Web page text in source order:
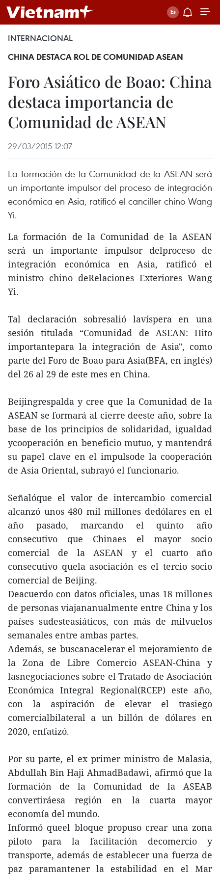
INTERNACIONAL
CHINA DESTACA ROL DE COMUNIDAD ASEAN
Foro Asiático de Boao: China
destaca importancia de
Comunidad de ASEAN
29/03/2015 12:07
La formación de la Comunidad de la ASEAN será
un importante impulsor del proceso de integración
económica en Asia, ratificó el canciller chino Wang
Yi.
La formación de la Comunidad de la ASEAN
será un importante impulsor delproceso de
integración económica en Asia, ratificó el
ministro chino deRelaciones Exteriores Wang
Yi.
Tal declaración sobresalió lavíspera en una
sesión titulada “Comunidad de ASEAN: Hito
importantepara la integración de Asia", como
parte del Foro de Boao para Asia(BFA, en inglés)
del 26 al 29 de este mes en China.
Beijingrespalda y cree que la Comunidad de la
ASEAN se formará al cierre deeste año, sobre la
base de los principios de solidaridad, igualdad
ycooperación en beneficio mutuo, y mantendrá
su papel clave en el impulsode la cooperación
de Asia Oriental, subrayó el funcionario.
Señalóque el valor de intercambio comercial
alcanzó unos 480 mil millones dedólares en el
año pasado, marcando el quinto año
consecutivo que Chinaes el mayor socio
comercial de la ASEAN y el cuarto año
consecutivo quela asociación es el tercio socio
comercial de Beijing.
Deacuerdo con datos oficiales, unas 18 millones
de personas viajananualmente entre China y los
países sudesteasiáticos, con más de milvuelos
semanales entre ambas partes.
Además, se buscanacelerar el mejoramiento de
la Zona de Libre Comercio ASEAN-China y
lasnegociaciones sobre el Tratado de Asociación
Económica Integral Regional(RCEP) este año,
con la aspiración de elevar el trasiego
comercialbilateral a un billón de dólares en
2020, enfatizó.
Por su parte, el ex primer ministro de Malasia,
Abdullah Bin Haji AhmadBadawi, afirmó que la
formación de la Comunidad de la ASEAB
convertiráesa región en la cuarta mayor
economía del mundo.
Informó queel bloque propuso crear una zona
piloto para la facilitación decomercio y
transporte, además de establecer una fuerza de
paz paramantener la estabilidad en el Mar